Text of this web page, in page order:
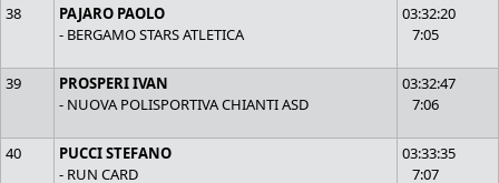
38
PAJARO PAOLO
- BERGAMO STARS ATLETICA
03:32:20
7:05
39
PROSPERI IVAN
- NUOVA POLISPORTIVA CHIANTI ASD
03:32:47
7:06
40
PUCCI STEFANO
- RUN CARD
03:33:35
7:07